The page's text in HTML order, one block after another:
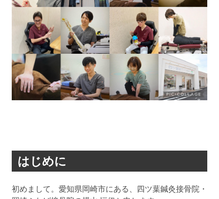
はじめに
初めまして。愛知県岡崎市にある、四ツ葉鍼灸接骨院・